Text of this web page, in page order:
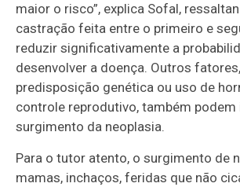
maior o risco”, explica Sofal,
castração feita entre o primeiro e
reduzir significativamente a
desenvolver a doença. Outros
predisposição genética ou uso de
controle reprodutivo, também podem
surgimento da neoplasia.
Para o tutor atento, o surgimento de
mamas, inchaços, feridas que não